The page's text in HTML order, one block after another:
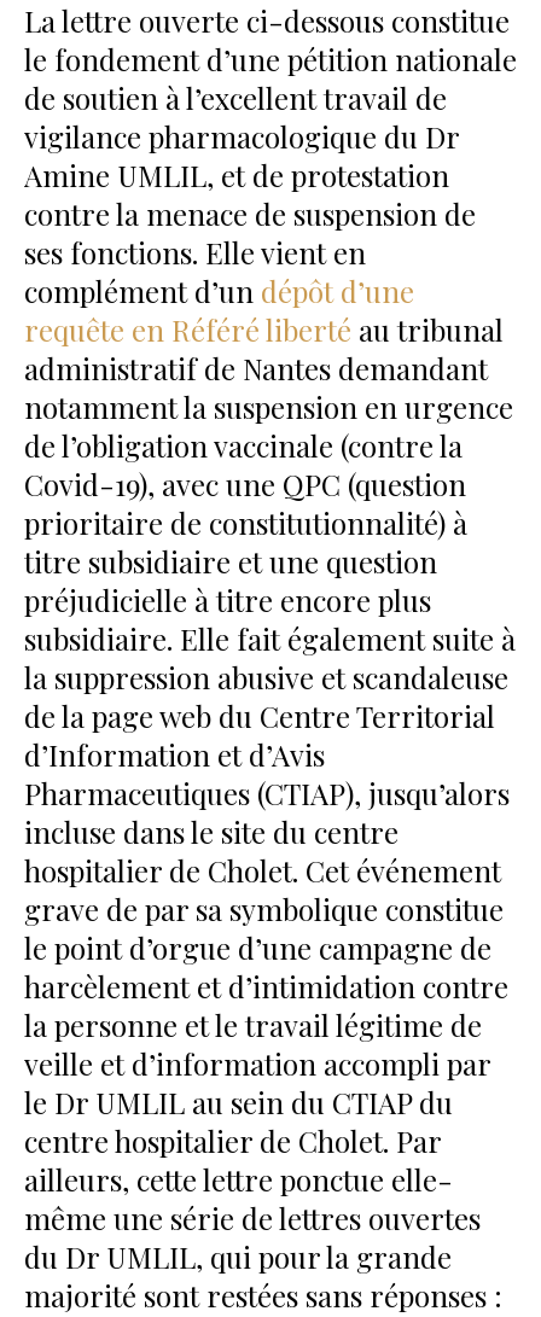
La lettre ouverte ci-dessous constitue
le fondement d’une pétition nationale
de soutien à l’excellent travail de
vigilance pharmacologique du Dr
Amine UMLIL, et de protestation
contre la menace de suspension de
ses fonctions. Elle vient en
complément d’un dépôt d’une
requête en Référé liberté au tribunal
administratif de Nantes demandant
notamment la suspension en urgence
de l’obligation vaccinale (contre la
Covid-19), avec une QPC (question
prioritaire de constitutionnalité) à
titre subsidiaire et une question
préjudicielle à titre encore plus
subsidiaire. Elle fait également suite à
la suppression abusive et scandaleuse
de la page web du Centre Territorial
d’Information et d’Avis
Pharmaceutiques (CTIAP), jusqu’alors
incluse dans le site du centre
hospitalier de Cholet. Cet événement
grave de par sa symbolique constitue
le point d’orgue d’une campagne de
harcèlement et d’intimidation contre
la personne et le travail légitime de
veille et d’information accompli par
le Dr UMLIL au sein du CTIAP du
centre hospitalier de Cholet. Par
ailleurs, cette lettre ponctue elle-
même une série de lettres ouvertes
du Dr UMLIL, qui pour la grande
majorité sont restées sans réponses :